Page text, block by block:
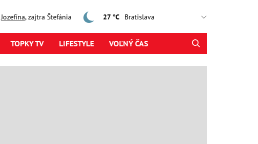
Jozefína, zajtra Štefánia 27 °C
TOPKY TV LIFESTYLE VOĽNÝ ČAS